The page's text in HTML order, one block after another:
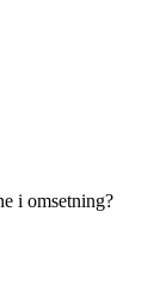
i omsetning?